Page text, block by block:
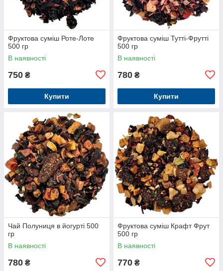
Фруктова суміш Роте-Лоте
500 гр
В наявності
750 ₴
Купити
Фруктова суміш Тутті-Фрутті
500 гр
В наявності
780 ₴
Купити
Чай Полуниця в йогурті 500
гр
В наявності
780 ₴
Фруктова суміш Крафт Фрут
500 гр
В наявності
770 ₴